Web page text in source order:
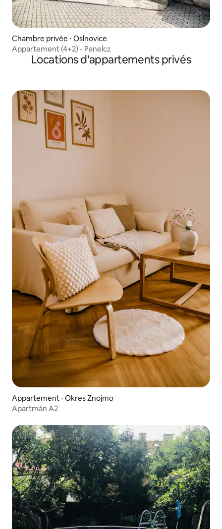
Chambre privée ⋅ Oslnovice
Appartement (4+2) - Panelcz
Locations d'appartements privés
Appartement ⋅ Okres Znojmo
Apartmán A2